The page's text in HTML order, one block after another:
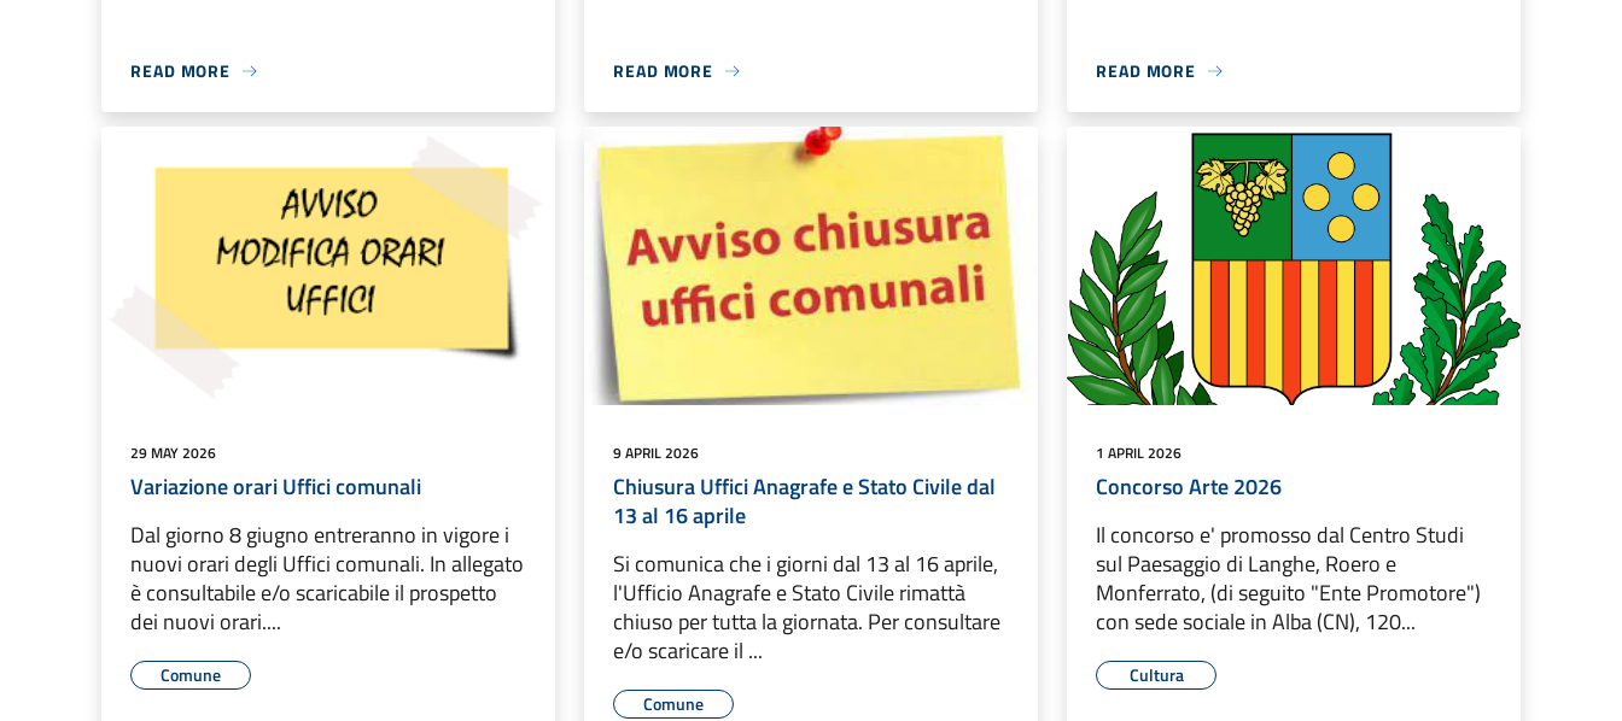
READ MORE READ MORE READ MORE
29 MAY 2026
Variazione orari Uffici comunali
Dal giorno 8 giugno entreranno in vigore i
nuovi orari degli Uffici comunali. In allegato
è consultabile e/o scaricabile il prospetto
dei nuovi orari....
Comune
9 APRIL 2026
Chiusura Uffici Anagrafe e Stato Civile dal
13 al 16 aprile
Si comunica che i giorni dal 13 al 16 aprile,
l'Ufficio Anagrafe e Stato Civile rimattà
chiuso per tutta la giornata. Per consultare
e/o scaricare il ...
Comune
1 APRIL 2026
Concorso Arte 2026
Il concorso e' promosso dal Centro Studi
sul Paesaggio di Langhe, Roero e
Monferrato, (di seguito "Ente Promotore")
con sede sociale in Alba (CN), 120...
Cultura